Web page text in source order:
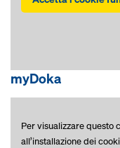
myDoka
Per visualizzare questo
all’installazione dei